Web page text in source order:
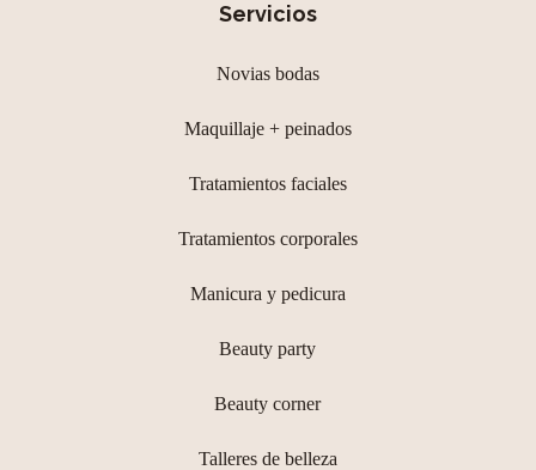
Servicios
Novias bodas
Maquillaje + peinados
Tratamientos faciales
Tratamientos corporales
Manicura y pedicura
Beauty party
Beauty corner
Talleres de belleza